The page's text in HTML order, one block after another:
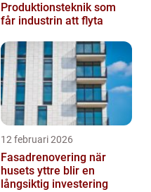
Produktionsteknik som
får industrin att flyta
12 februari 2026
Fasadrenovering när
husets yttre blir en
långsiktig investering